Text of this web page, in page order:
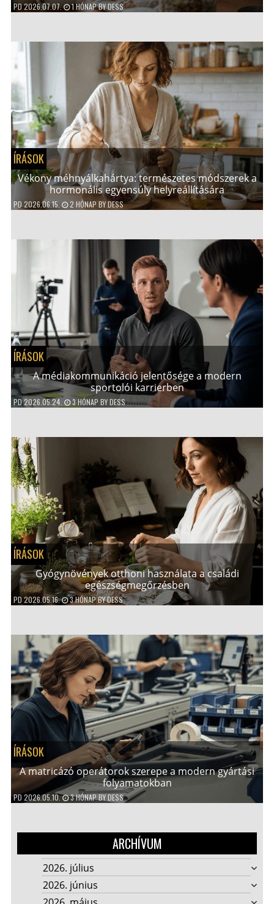
PD2026.07.07. 1 HÓNAPBYDESS
ÍRÁSOK
Vékony méhnyálkahártya: természetes módszerek a
hormonális egyensúly helyreállítására
PD 2026.06.15. 2 HÓNAP BYDESS
ÍRÁSOK
A médiakommunikáció jelentősége a modern
sportolói karrierben
PD2026.05.24. 3 HÓNAP BYDESS
ÍRÁSOK
Gyógynövények otthoni használata a családi
egészségmegőrzésben
PD2026.05.16. 3 HÓNAPBYDESS
ÍRÁSOK
A matricázó operátorok szerepe a modern gyártási
folyamatokban
PD 2026.05.10. 3 HÓNAPBYDESS
ARCHÍVUM
2026. július
2026. június